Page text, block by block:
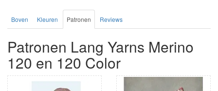
Boven Kleuren Patronen Reviews
Patronen Lang Yarns Merino
120 en 120 Color